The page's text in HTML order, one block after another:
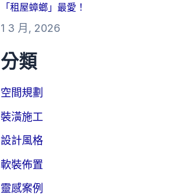
「租屋蟑螂」最愛！
1 3 月, 2026
分類
空間規劃
裝潢施工
設計風格
軟裝佈置
靈感案例